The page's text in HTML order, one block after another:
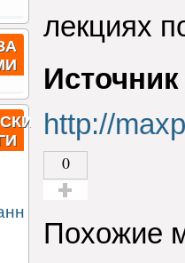
лекциях
http://
0
Похожие